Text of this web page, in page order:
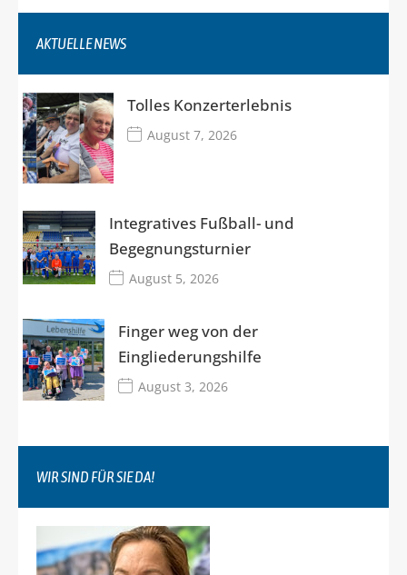
AKTUELLE NEWS
Tolles Konzerterlebnis
August 7, 2026
Integratives Fußball- und
Begegnungsturnier
August 5, 2026
Finger weg von der
Eingliederungshilfe
August 3, 2026
WIR SIND FÜR SIE DA!